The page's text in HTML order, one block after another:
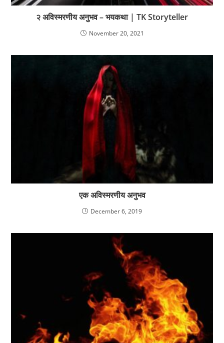
२ अविस्मरणीय अनुभव – भयकथा | TK Storyteller
November 20, 2021
एक अविस्मरणीय अनुभव
December 6, 2019